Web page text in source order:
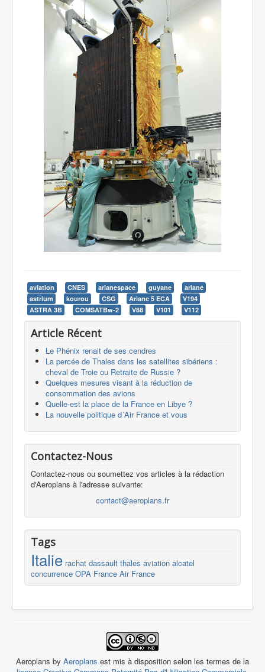
aviation CNES arianespace guyane
ariane
astrium
kourou CSG Ariane 5 ECA
V194
ASTRA 3B
COMSATBw-2 V88 V101 V112
Article Récent
Le Phénix renait de ses cendres
La percée de Thales dans les satellites sibériens :
cheval de Troie ou Retraite de Russie ?
Quelques mesures visant à la réduction de
consommation des avions
Quelle-est la place de la France en Libye ?
La nouvelle politique d´Air France et vous
Contactez-Nous
Contactez-nous ou soumettez vos articles à la rédaction
d'Aeroplans à l'adresse suivante:
contact@aeroplans.fr
Tags
Italie rachat dassault thales aviation alcatel
concurrence OPA France Air France
Aeroplans by Aeroplans est mis à disposition selon les termes de la